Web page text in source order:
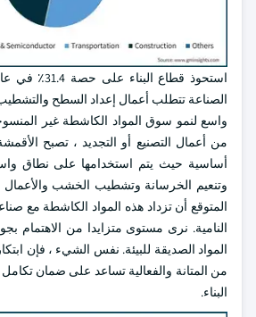
الصناعة تتطلب أعمال إعداد السطح
واسع لنمو سوق المواد الكاشطة غير
من أعمال التصنيع أو التجديد ، تصبح
أساسية حيث يتم استخدامها على نطاق
وتنعيم الخرسانة وتشطيب الخشب
المتوقع أن تزداد هذه المواد الكاشطة مع
النامية. نرى مستوى متزايدا من الاهتمام
المواد الصديقة للبيئة. نفس الشيء ، فإن
من المتانة والفعالية تساعد على ضمان
البناء.